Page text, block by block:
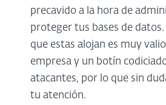
precavido a la hora de
proteger tus bases de
que estas alojan es muy
empresa y un botín
atacantes, por lo que sin
tu atención.